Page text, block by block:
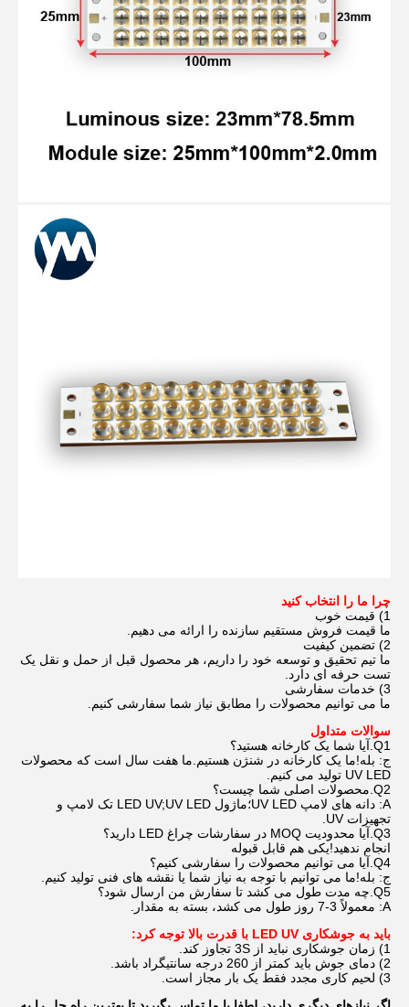
چرا ما را انتخاب کنید
1) قیمت خوب
ما قیمت فروش مستقیم سازنده را ارائه می دهیم.
2) تضمین کیفیت
ما تیم تحقیق و توسعه خود را داریم، هر محصول قبل از حمل و نقل یک
تست حرفه ای دارد.
3) خدمات سفارشی
ما می توانیم محصولات را مطابق نیاز شما سفارشی کنیم.
سوالات متداول
Q1.آیا شما یک کارخانه هستید؟
ج: بله!ما یک کارخانه در شنژن هستیم.ما هفت سال است که محصولات
UV LED تولید می کنیم.
Q2.محصولات اصلی شما چیست؟
A: دانه های لامپ UV LED؛ماژول LED UV;UV LED تک لامپ و
تجهیزات UV.
Q3.آیا محدودیت MOQ در سفارشات چراغ LED دارید؟
انجام ندهید!یکی هم قابل قبوله
Q4.آیا می توانیم محصولات را سفارشی کنیم؟
ج: بله!ما می توانیم با توجه به نیاز شما یا نقشه های فنی تولید کنیم.
Q5.چه مدت طول می کشد تا سفارش من ارسال شود؟
A: معمولاً 3-7 روز طول می کشد، بسته به مقدار.
باید به جوشکاری LED UV با قدرت بالا توجه کرد:
1) زمان جوشکاری نباید از 3S تجاوز کند.
2) دمای جوش باید کمتر از 260 درجه سانتیگراد باشد.
3) لحیم کاری مجدد فقط یک بار مجاز است.